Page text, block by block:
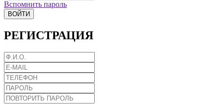
Вспомнить пароль
ВОЙТИ
РЕГИСТРАЦИЯ